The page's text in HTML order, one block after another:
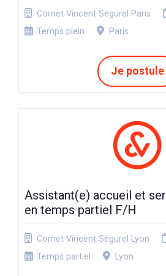
Cornet Vincent Ségurel Paris
Temps plein
Paris
Je postule
Assistant(e) accueil et
en temps partiel F/H
Cornet Vincent Ségurel Lyon
Temps partiel
Lyon